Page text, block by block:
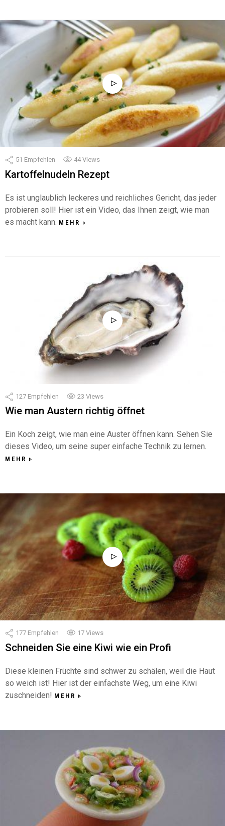
51 Empfehlen 44Views
Kartoffelnudeln Rezept
Es ist unglaublich leckeres und reichliches Gericht, das jeder
probieren soll! Hier ist ein Video, das Ihnen zeigt, wie man
es macht kann. MEHR
127 Empfehlen 23 Views
Wie man Austern richtig öffnet
Ein Koch zeigt, wie man eine Auster öffnen kann. Sehen Sie
dieses Video, um seine super einfache Technik zu lernen.
MEHR
177 Empfehlen 17 Views
Schneiden Sie eine Kiwi wie ein Profi
Diese kleinen Früchte sind schwer zu schälen, weil die Haut
so weich ist! Hier ist der einfachste Weg, um eine Kiwi
zuschneiden! MEHR